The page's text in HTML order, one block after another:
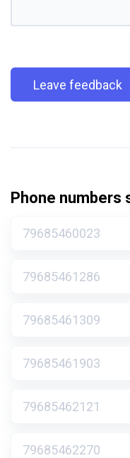
Leave feedback
Phone numbers
79685460023
79685461286
79685461309
79685461903
79685462121
79685462270